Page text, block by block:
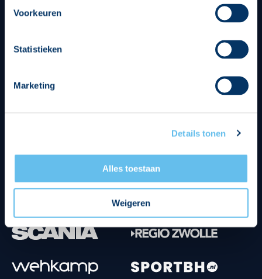
Voorkeuren
Statistieken
Marketing
Details tonen
Alles toestaan
Weigeren